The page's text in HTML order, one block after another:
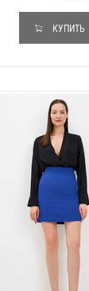
КУПИТЬ